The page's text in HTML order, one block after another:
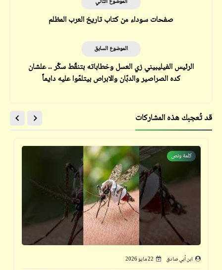
صفحات سوداء من كتاب تاريخ العرب المظلم
الموضوع السابق
الرئيس الفيليبيني زي العسل وخطاباته بتنقّط سكّر .. علشان
كده الصراصير والدبّان والابراص بيتلمّوا عليه دايماً
قد تُعجبك هذه المشاركات
كلمة ونص
ابن أبي صادق 22 مايو 2026